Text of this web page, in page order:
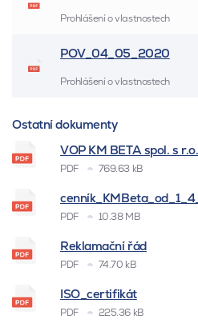
Prohlášení o vlastnostech
POV_04_05_2020
Prohlášení o vlastnostech
Ostatní dokumenty
VOP KM BETA spol. s
PDF 769.63 kB
PDF 10.38 MB
Reklamační řád
PDF 74.70 kB
ISO_certifikát
PDF 225.36 kB